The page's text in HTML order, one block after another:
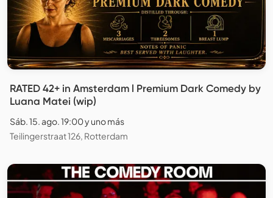
RATED 42+ in Amsterdam l Premium Dark Comedy by
Luana Matei (wip)
Sáb. 15. ago. 19:00 y uno más
Teilingerstraat 126, Rotterdam